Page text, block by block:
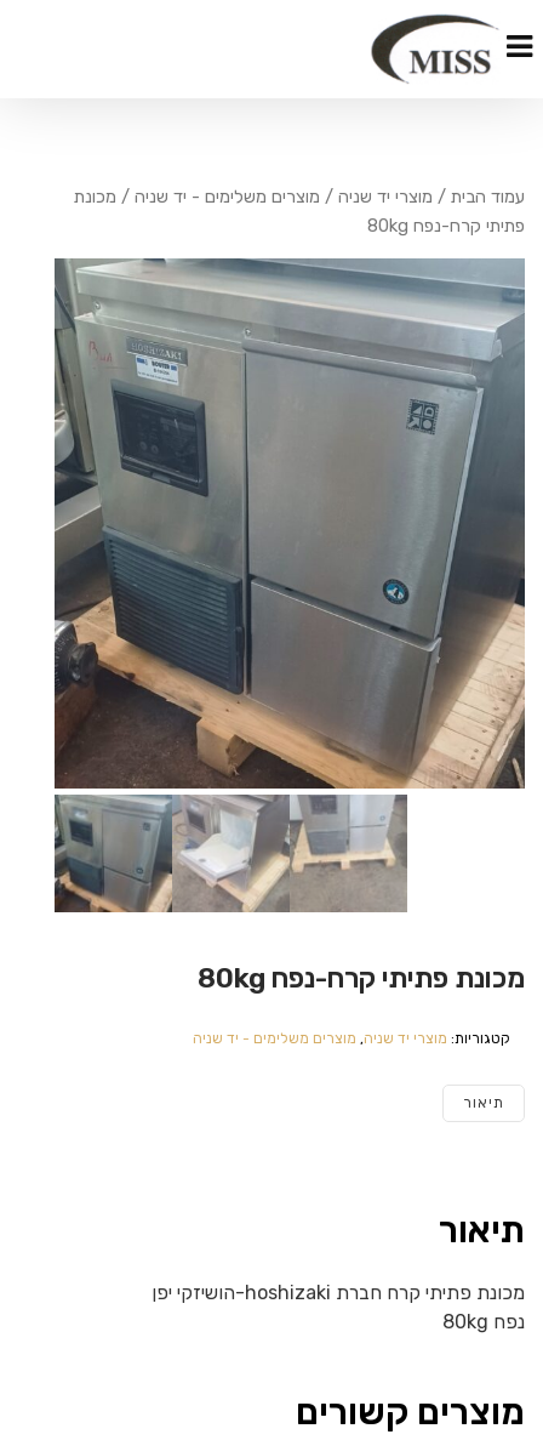
עמוד הבית / מוצרי יד שניה / מוצרים משלימים - יד שניה / מכונת
פתיתי קרח-נפח 80kg
מכונת פתיתי קרח-נפח 80kg
קטגוריות: מוצרי יד שניה, מוצרים משלימים - יד שניה
תיאור
תיאור
מכונת פתיתי קרח חברת hoshizaki-הושיזקי יפן
נפח 80kg
מוצרים קשורים